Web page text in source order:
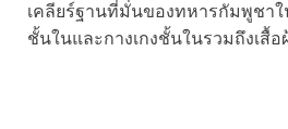
เคลียร์ฐานที่มั่นของทหารกัมพูชาใ
ชั้นในและกางเกงชั้นในรวมถึงเสื้